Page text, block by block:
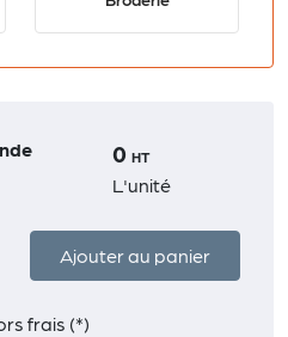
0HT
L'unité
Ajouter au panier
frais (*)